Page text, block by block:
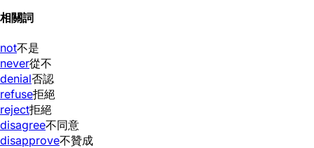
相關詞
not不是
never從不
denial否認
refuse拒絕
reject拒絕
disagree不同意
disapprove不贊成